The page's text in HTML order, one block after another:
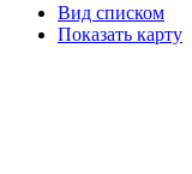
Вид списком
Показать карту